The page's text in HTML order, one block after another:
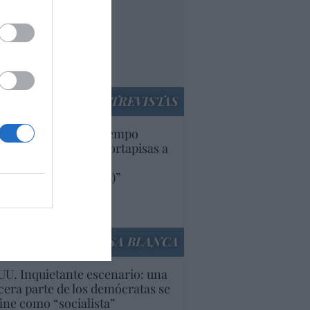
con
acusa una
ENTREVISTAS
lleva mucho tiempo
aranceles y cortapisas a
(y europeas)”
anteriores
LA CASA BLANCA
Inquietante escenario: una
parte de los demócratas se
como “socialista”